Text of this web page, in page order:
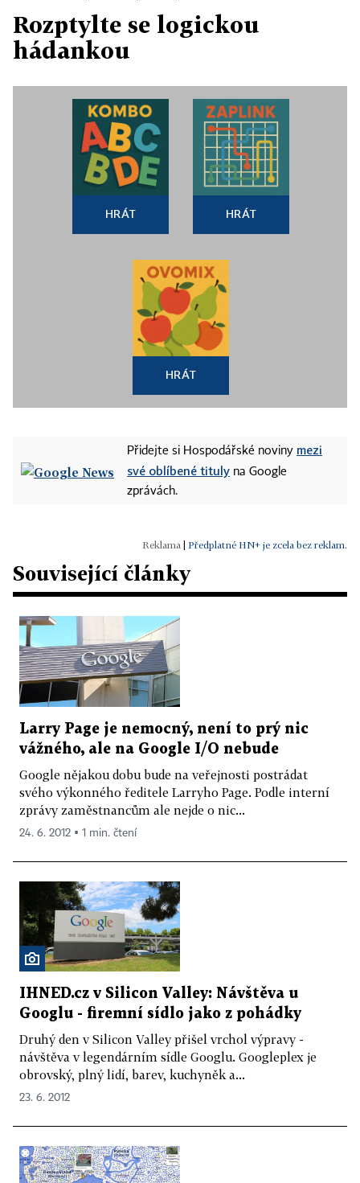
Rozptylte se logickou
hádankou
HRÁT HRÁT
HRÁT
Přidejte si Hospodářské noviny mezi
své oblíbené tituly na Google
zprávách.
Předplatné HN+ je zcela bez reklam.
Související články
Larry Page je nemocný, není to prý nic
vážného, ale na Google I/O nebude
Google nějakou dobu bude na veřejnosti postrádat
svého výkonného ředitele Larryho Page. Podle interní
zprávy zaměstnancům ale nejde o nic...
24. 6. 2012 ▪ 1 min. čtení
IHNED.cz v Silicon Valley: Návštěva u
Googlu - firemní sídlo jako z pohádky
Druhý den v Silicon Valley přišel vrchol výpravy -
návštěva v legendárním sídle Googlu. Googleplex je
obrovský, plný lidí, barev, kuchyněk a...
23. 6. 2012